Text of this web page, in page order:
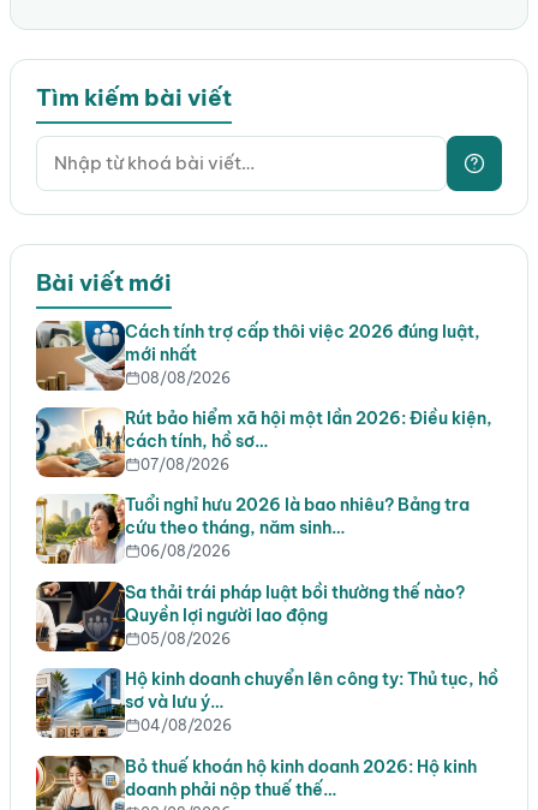
Tìm kiếm bài viết
Bài viết mới
Cách tính trợ cấp thôi việc 2026 đúng luật,
mới nhất
08/08/2026
Rút bảo hiểm xã hội một lần 2026: Điều kiện,
cách tính, hồ sơ…
07/08/2026
Tuổi nghỉ hưu 2026 là bao nhiêu? Bảng tra
cứu theo tháng, năm sinh…
06/08/2026
Sa thải trái pháp luật bồi thường thế nào?
Quyền lợi người lao động
05/08/2026
Hộ kinh doanh chuyển lên công ty: Thủ tục, hồ
sơ và lưu ý…
04/08/2026
Bỏ thuế khoán hộ kinh doanh 2026: Hộ kinh
doanh phải nộp thuế thế…